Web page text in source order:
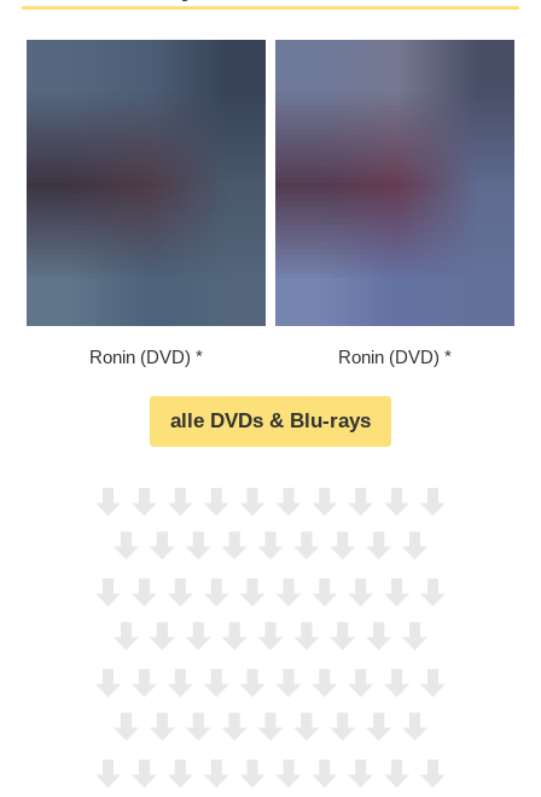
Ronin (DVD) Ronin (DVD)
alle DVDs & Blu-rays